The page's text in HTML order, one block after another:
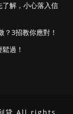
了解，小心落入信
3招教你應對！
過！